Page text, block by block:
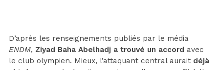
D’après les renseignements publiés par le média
ENDM, Ziyad Baha Abelhadj a trouvé un accord avec
le club olympien. Mieux, l’attaquant central aurait déjà